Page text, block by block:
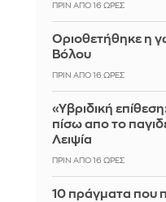
ΠΡΙΝ ΑΠΌ 16 ΏΡΕΣ
Οριοθετήθηκε η
Βόλου
ΠΡΙΝ ΑΠΌ 16 ΏΡΕΣ
«Υβριδική
πίσω απο το
Λειψία
ΠΡΙΝ ΑΠΌ 16 ΏΡΕΣ
10 πράγματα που